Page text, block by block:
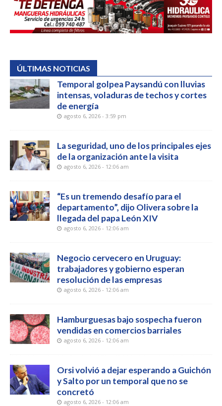
ÚLTIMAS NOTICIAS
Temporal golpea Paysandú con lluvias
intensas, voladuras de techos y cortes
de energía
agosto 6, 2026 - 3:59 pm
La seguridad, uno de los principales ejes
de la organización ante la visita
agosto 6, 2026 - 12:06 am
“Es un tremendo desafío para el
departamento”, dijo Olivera sobre la
llegada del papa León XIV
agosto 6, 2026 - 12:06 am
Negocio cervecero en Uruguay:
trabajadores y gobierno esperan
resolución de las empresas
agosto 6, 2026 - 12:06 am
Hamburguesas bajo sospecha fueron
vendidas en comercios barriales
agosto 6, 2026 - 12:06 am
Orsi volvió a dejar esperando a Guichón
y Salto por un temporal que no se
concretó
agosto 6, 2026 - 12:06 am